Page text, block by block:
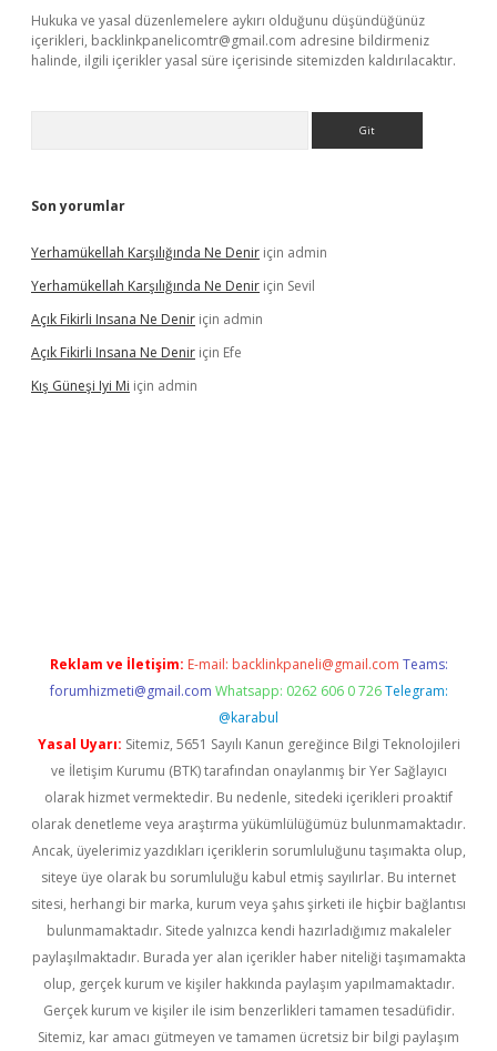
Hukuka ve yasal düzenlemelere aykırı olduğunu düşündüğünüz
içerikleri, backlinkpanelicomtr@gmail.com adresine bildirmeniz
halinde, ilgili içerikler yasal süre içerisinde sitemizden kaldırılacaktır.
Son yorumlar
Yerhamükellah Karşılığında Ne Denir için admin
Yerhamükellah Karşılığında Ne Denir için Sevil
Açık Fikirli Insana Ne Denir için admin
Açık Fikirli Insana Ne Denir için Efe
Kış Güneşi Iyi Mi için admin
Reklam ve İletişim: E-mail: backlinkpaneli@gmail.com Teams:
forumhizmeti@gmail.com Whatsapp: 0262 606 0 726 Telegram:
@karabul
Yasal Uyarı: Sitemiz, 5651 Sayılı Kanun gereğince Bilgi Teknolojileri
ve İletişim Kurumu (BTK) tarafından onaylanmış bir Yer Sağlayıcı
olarak hizmet vermektedir. Bu nedenle, sitedeki içerikleri proaktif
olarak denetleme veya araştırma yükümlülüğümüz bulunmamaktadır.
Ancak, üyelerimiz yazdıkları içeriklerin sorumluluğunu taşımakta olup,
siteye üye olarak bu sorumluluğu kabul etmiş sayılırlar. Bu internet
sitesi, herhangi bir marka, kurum veya şahıs şirketi ile hiçbir bağlantısı
bulunmamaktadır. Sitede yalnızca kendi hazırladığımız makaleler
paylaşılmaktadır. Burada yer alan içerikler haber niteliği taşımamakta
olup, gerçek kurum ve kişiler hakkında paylaşım yapılmamaktadır.
Gerçek kurum ve kişiler ile isim benzerlikleri tamamen tesadüfidir.
Sitemiz, kar amacı gütmeyen ve tamamen ücretsiz bir bilgi paylaşım